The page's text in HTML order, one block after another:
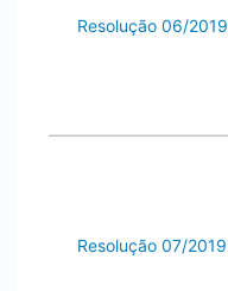
Resolução 06/2019
Resolução 07/2019